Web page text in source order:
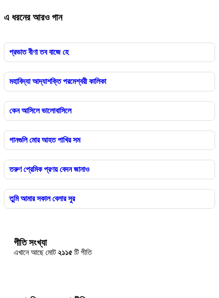
এ ধরনের আরও গান
প্রভাত বীণা তব বাজে হে
মহাবিদ্যা আদ্যাশক্তি পরমেশ্বরী কালিকা
কেন আসিলে ভালোবাসিলে
গানগুলি মোর আহত পাখির সম
তরুণ প্রেমিক প্রণয় বেদন জানাও
তুমি আমার সকাল বেলার সুর
গীতি সংখ্যা
এখানে আছে মোট২১১৫ টি গীতি